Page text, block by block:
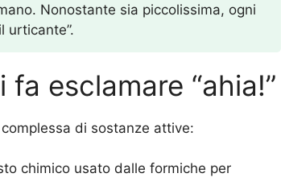
Nonostante sia piccolissima, ogni
urticante”.
esclamare “ahia!”
di sostanze attive:
chimico usato dalle formiche per